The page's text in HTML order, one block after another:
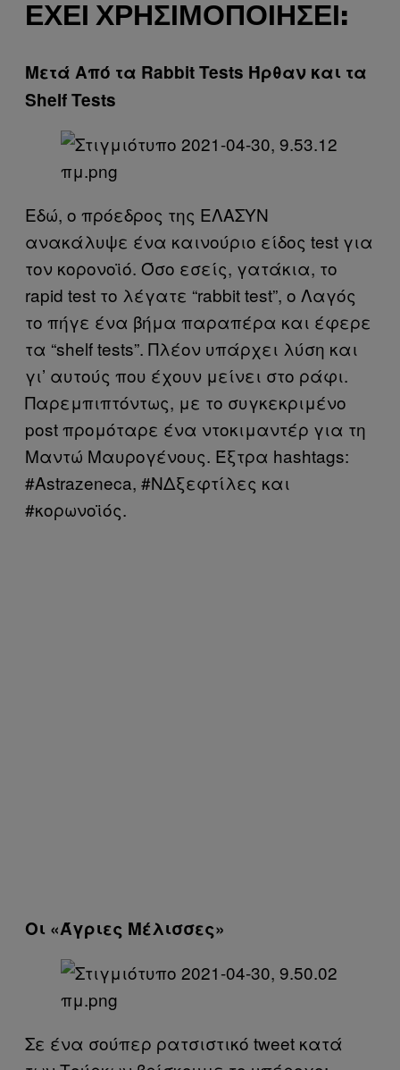
ΈΧΕΙ ΧΡΗΣΙΜΟΠΟΙΉΣΕΙ:
Μετά Από τα Rabbit Tests Ήρθαν και τα
Shelf Tests
Εδώ, ο πρόεδρος της ΕΛΑΣΥΝ
ανακάλυψε ένα καινούριο είδος test για
τον κορονοϊό. Όσο εσείς, γατάκια, το
rapid test το λέγατε “rabbit test”, ο Λαγός
το πήγε ένα βήμα παραπέρα και έφερε
τα “shelf tests”. Πλέον υπάρχει λύση και
γι’ αυτούς που έχουν μείνει στο ράφι.
Παρεμπιπτόντως, με το συγκεκριμένο
post προμόταρε ένα ντοκιμαντέρ για τη
Μαντώ Μαυρογένους. Έξτρα hashtags:
#Astrazeneca, #ΝΔξεφτίλες και
#κορωνοϊός.
Οι «Άγριες Μέλισσες»
Σε ένα σούπερ ρατσιστικό tweet κατά